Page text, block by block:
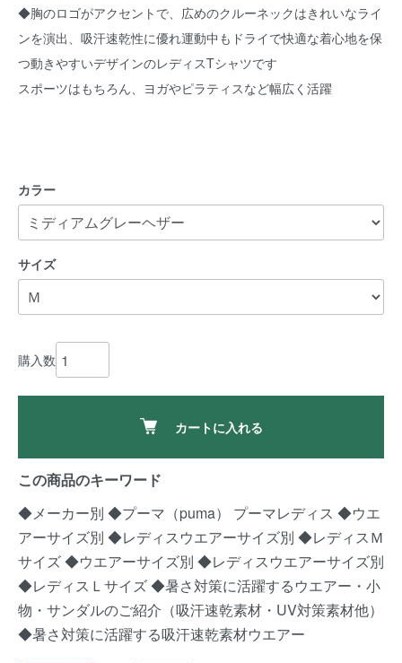
◆胸のロゴがアクセントで、広めのクルーネックはきれいなライ
ンを演出、吸汗速乾性に優れ運動中もドライで快適な着心地を保
つ動きやすいデザインのレディスTシャツです
スポーツはもちろん、ヨガやピラティスなど幅広く活躍
カラー
サイズ
購入数
カートに入れる
この商品のキーワード
◆メーカー別 ◆プーマ（puma） プーマレディス ◆ウエ
アーサイズ別 ◆レディスウエアーサイズ別 ◆レディスＭ
サイズ◆ウエアーサイズ別 ◆レディスウエアーサイズ別
◆レディスＬサイズ◆暑さ対策に活躍するウエアー・小
物・サンダルのご紹介（吸汗速乾素材・UV対策素材他）
◆暑さ対策に活躍する吸汗速乾素材ウエアー